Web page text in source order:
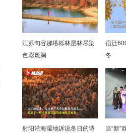
江苏句容娜塔栎林层林尽染
色彩斑斓
宿迁
冬
射阳沿海湿地诉说冬日的诗 当“新”